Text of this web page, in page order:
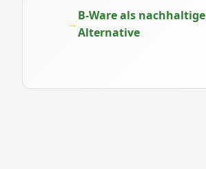
B-Ware als nachhaltige
Alternative